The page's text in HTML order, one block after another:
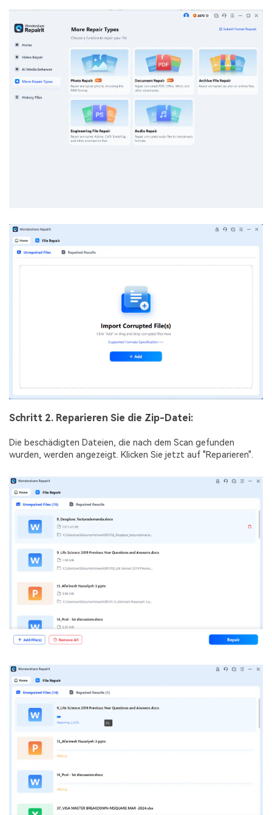
Schritt 2. Reparieren Sie die Zip-Datei:
Die beschädigten Dateien, die nach dem Scan gefunden
wurden, werden angezeigt. Klicken Sie jetzt auf "Reparieren".